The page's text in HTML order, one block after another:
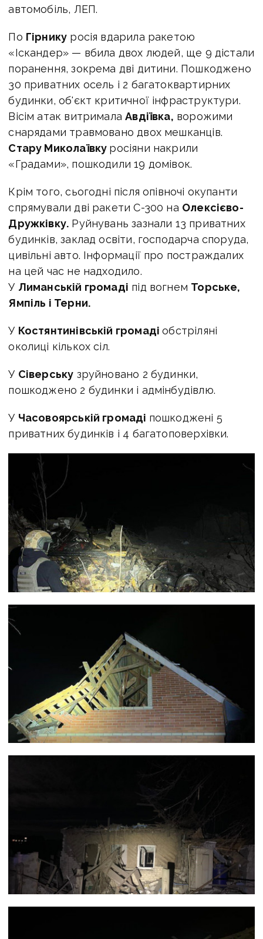
автомобіль, ЛЕП.
По Гірнику росія вдарила ракетою
«Іскандер» — вбила двох людей, ще 9 дістали
поранення, зокрема дві дитини. Пошкоджено
30 приватних осель і 2 багатоквартирних
будинки, об'єкт критичної інфраструктури.
Вісім атак витрималаАвдіївка, ворожими
снарядами травмовано двох мешканців.
Стару Миколаївку росіяни накрили
«Градами», пошкодили 19 домівок.
Крім того, сьогодні після опівночі окупанти
спрямували дві ракети С-300 на Олексієво-
Дружківку. Руйнувань зазнали 13 приватних
будинків, заклад освіти, господарча споруда,
цивільні авто. Інформації про постраждалих
на цей час не надходило.
У Лиманській громаді під вогнем Торське,
Ямпіль і Терни.
У Костянтинівській громадіобстріляні
околиці кількох сіл.
У Сіверську зруйновано 2 будинки,
пошкоджено 2 будинки і адмінбудівлю.
У Часовоярській громаді пошкоджені 5
приватних будинків і 4 багатоповерхівки.